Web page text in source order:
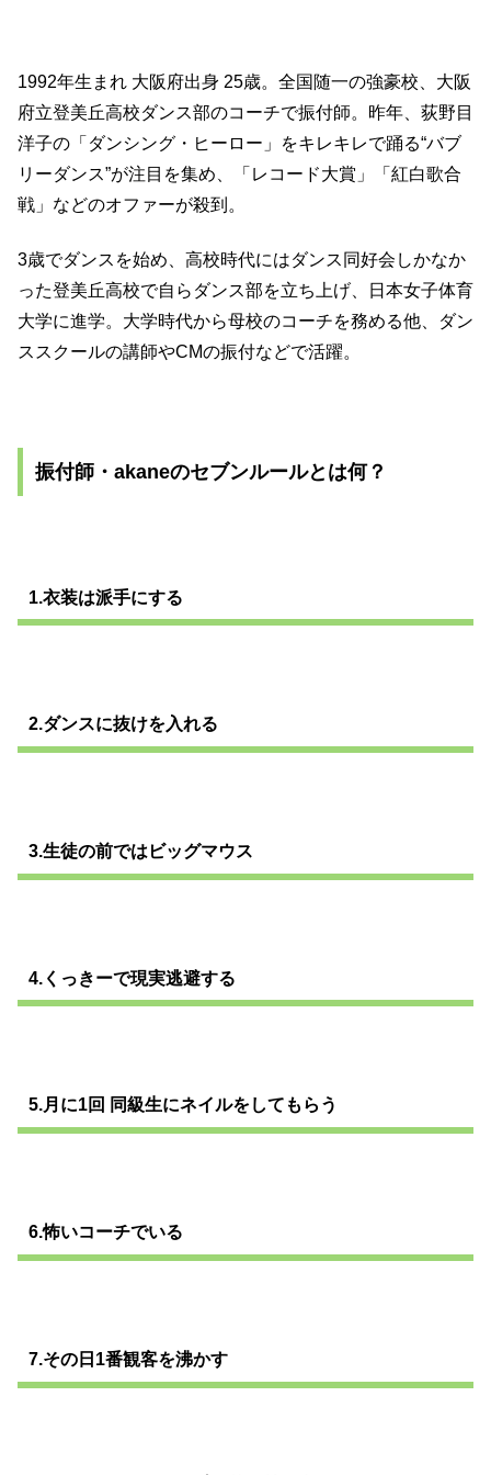
1992年生まれ 大阪府出身 25歳。全国随一の強豪校、大阪
府立登美丘高校ダンス部のコーチで振付師。昨年、荻野目
洋子の「ダンシング・ヒーロー」をキレキレで踊る“バブ
リーダンス”が注目を集め、「レコード大賞」「紅白歌合
戦」などのオファーが殺到。
3歳でダンスを始め、高校時代にはダンス同好会しかなか
った登美丘高校で自らダンス部を立ち上げ、日本女子体育
大学に進学。大学時代から母校のコーチを務める他、ダン
ススクールの講師やCMの振付などで活躍。
振付師・akaneのセブンルールとは何？
1.衣装は派手にする
2.ダンスに抜けを入れる
3.生徒の前ではビッグマウス
4.くっきーで現実逃避する
5.月に1回 同級生にネイルをしてもらう
6.怖いコーチでいる
7.その日1番観客を沸かす